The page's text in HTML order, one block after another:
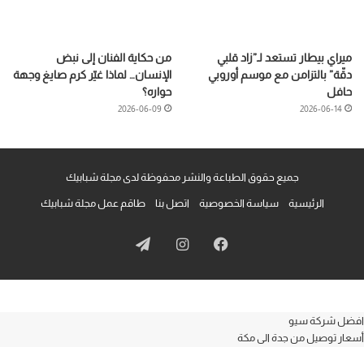
ميراي بيطار تستعد لـ”زاد قلبي
دقّة” بالتزامن مع موسم أوروبي
حافل
2026-06-14
من حكاية الفنان إلى نبض
الإنسان… لماذا غيّر كرم صايغ وجهة
حواره؟
2026-06-09
جميع حقوق الطباعة والنشر محفوظة لدى مجلة شبابيك
الرئيسية سياسة الخصوصية اتصل بنا طاقم عمل مجلة شبابيك
فيسبوكانستقرامتيلقرام
افضل شركة سيو
أسعار توصيل من جدة الى مكة